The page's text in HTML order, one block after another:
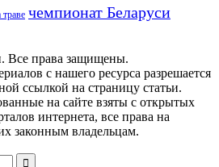
траве чемпионат Беларуси
Все права защищены.
с нашего ресурса разрешается
ссылкой на страницу статьи.
на сайте взяты с открытых
интернета, все права на
законным владельцам.